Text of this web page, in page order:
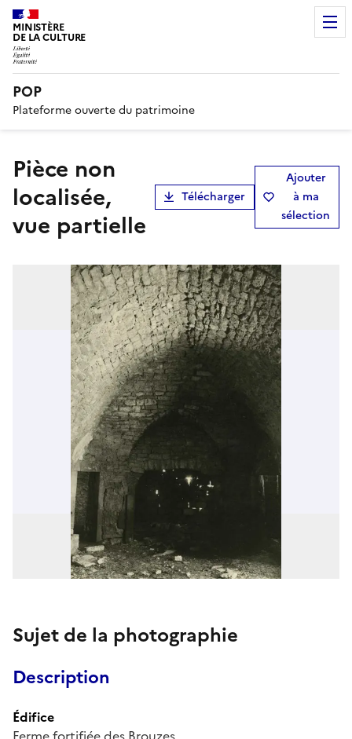
MINISTÈRE
DE LA CULTURE
POP
Plateforme ouverte du patrimoine
pièce non
localisée,
vue partielle
Télécharger
Ajouter
à ma
sélection
Sujet de la photographie
Description
Édifice